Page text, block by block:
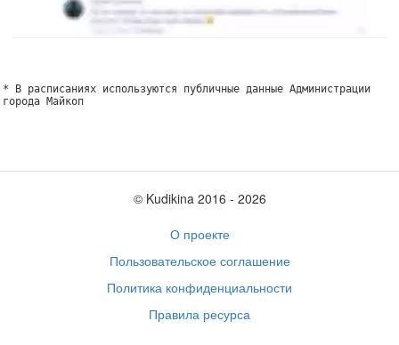
* В расписаниях используются публичные данные Администрации
города Майкоп
© Kudikina 2016 ‐ 2026
О проекте
Пользовательское соглашение
Политика конфиденциальности
Правила ресурса